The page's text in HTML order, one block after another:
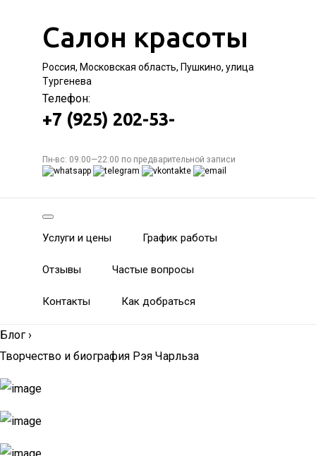
Салон красоты
Россия, Московская область, Пушкино, улица
Тургенева
Телефон:
+7 (925) 202-53-
Пн-вс: 09:00—22:00 по предварительной записи
Услуги и цены График работы
Отзывы Частые вопросы
Контакты Как добраться
Блог ›
Творчество и биография Рэя Чарльза